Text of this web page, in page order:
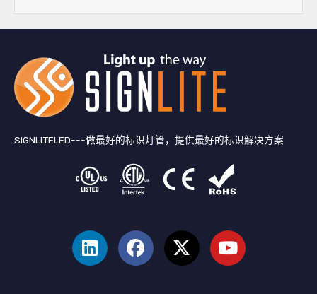
SIGNLITELED---做最好的标识灯管，提供最好的标识解决方案
英
a
c
e
特
o
u
T